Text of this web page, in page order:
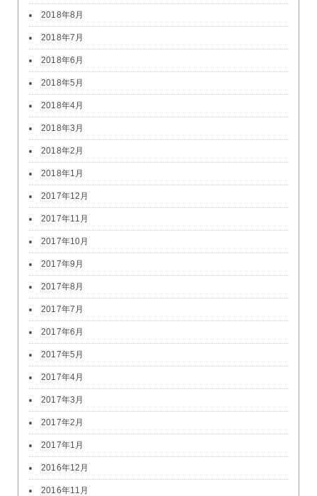
2018年8月
2018年7月
2018年6月
2018年5月
2018年4月
2018年3月
2018年2月
2018年1月
2017年12月
2017年11月
2017年10月
2017年9月
2017年8月
2017年7月
2017年6月
2017年5月
2017年4月
2017年3月
2017年2月
2017年1月
2016年12月
2016年11月